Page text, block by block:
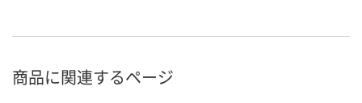
商品に関連するページ